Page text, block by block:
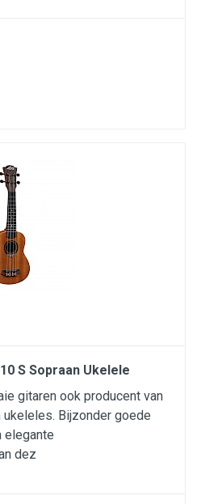
S Sopraan Ukelele
gitaren ook producent van
Bijzonder goede
elegante
dez